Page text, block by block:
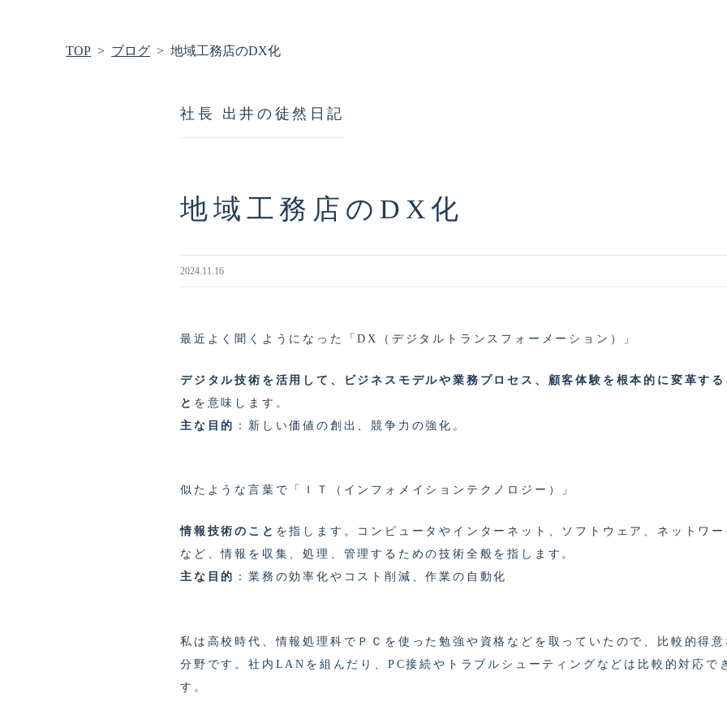
TOP ブログ 地域工務店のDX化
社長 出井の徒然日記
地域工務店のDX化
2024.11.16
最近よく聞くようになった「DX（デジタルトランスフォーメーション）」
デジタル技術を活用して、ビジネスモデルや業務プロセス、顧客体験を根本的に変革す
と を意味します。
主な目的 ：新しい価値の創出、競争力の強化。
似たような言葉で「ＩＴ（インフォメイションテクノロジー）」
情報技術のこと を指します。コンピュータやインターネット、ソフトウェア、ネットワ
など、情報を収集、処理、管理するための技術全般を指します。
主な目的 ：業務の効率化やコスト削減、作業の自動化
私は高校時代、情報処理科でＰＣを使った勉強や資格などを取っていたので、比較的得
分野です。社内LANを組んだり、PC接続やトラブルシューティングなどは比較的対応で
す。